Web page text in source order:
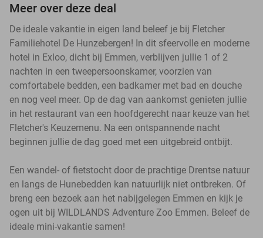
Meer over deze deal
De ideale vakantie in eigen land beleef je bij Fletcher
Familiehotel De Hunzebergen! In dit sfeervolle en moderne
hotel in Exloo, dicht bij Emmen, verblijven jullie 1 of 2
nachten in een tweepersoonskamer, voorzien van
comfortabele bedden, een badkamer met bad en douche
en nog veel meer. Op de dag van aankomst genieten jullie
in het restaurant van een hoofdgerecht naar keuze van het
Fletcher's Keuzemenu. Na een ontspannende nacht
beginnen jullie de dag goed met een uitgebreid ontbijt.
Een wandel- of fietstocht door de prachtige Drentse natuur
en langs de Hunebedden kan natuurlijk niet ontbreken. Of
breng een bezoek aan het nabijgelegen Emmen en kijk je
ogen uit bij WILDLANDS Adventure Zoo Emmen. Beleef de
ideale mini-vakantie samen!